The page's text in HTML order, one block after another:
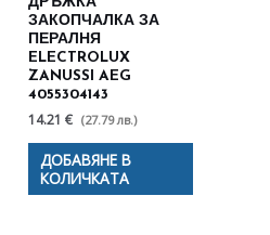
ДРЪЖКА
ЗАКОПЧАЛКА ЗА
ПЕРАЛНЯ
ELECTROLUX
ZANUSSI AEG
4055304143
14.21 € (27.79 лв.)
ДОБАВЯНЕ В
КОЛИЧКАТА